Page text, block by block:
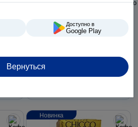
Кофе молотый Dallmayr
Classic 500 г
Новинка
Доступно в
Google Play
Вернуться